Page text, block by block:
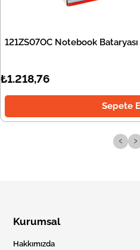
121ZS07OC Notebook
₺1.218,76
Sepete
‹ ›
Kurumsal
Hakkımızda